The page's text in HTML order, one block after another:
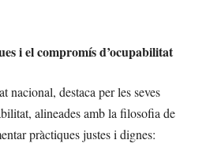
i el compromís d’ocupabilitat
nacional, destaca per les seves
alineades amb la filosofia de
pràctiques justes i dignes: